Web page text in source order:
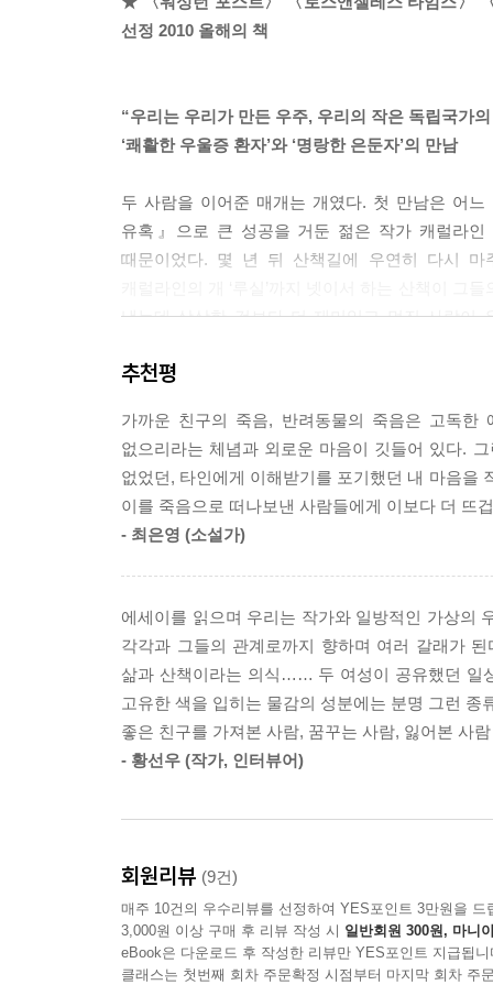
그 억양과 음역과 타이밍이 완벽한 유머까지. 이것
--- p.197~198
--- p.234
다는 사실은 달콤하고도 씁쓸한 의리였다. 이제
--- p.238
인생에서 굳게 품을 가치가 있는 이야기에는 모두
--- p.271
선정 2010 올해의 책
“우리는 우리가 만든 우주, 우리의 작은 독립국가
‘쾌활한 우울증 환자’와 ‘명랑한 은둔자’의 만남
두 사람을 이어준 매개는 개였다. 첫 만남은 어
유혹』으로 큰 성공을 거둔 젊은 작가 캐럴라
때문이었다. 몇 년 뒤 산책길에 우연히 다시 마
냈는데 상상한 것보다 더 재미있고 멋진 사람이
대화를 하며 걷고 또 걸었고, 물이 잔잔한 날이면
바닥에 털썩 주저앉아 얼기설기 낡은 울타리에
주머니를 뒤졌다. 상식이 있거나 개가 없는 사람
웃곤 했다. 그렇지만 내가 원하는 곳은 다른 어디
--- p.49
그 무렵 둘의 나이는 각각 사십대와 삼십대 중반
집안에서 나고 자란 ‘반항아’, 캐럴라인은 대학도
대화를 통해 알게 된 것은 각자 거쳐온 삶의 경
동시에 무너뜨렸던 술, 시련과 위로를 함께 주
질곡에서 빠져나와 혼자만의 고요한 삶에 단단
빈방”을 열어 지난날의 경험을 나누고 위로를 주
그렇게 자연 속에서 개와 함께 걷고 노를 저으며
이동한 거리가 길어질수록 우리가 디딘 내면의
우정에 대해 글을 쓴다는 것이 공기를 붙잡으려
함께 있었다. 장미에게 자리를 내주는 격자 울타리
--- p.132
추천평
가까운 친구의 죽음, 반려동물의 죽음은 고독
없으리라는 체념과 외로운 마음이 깃들어 있다.
없었던, 타인에게 이해받기를 포기했던 내 마음을
이를 죽음으로 떠나보낸 사람들에게 이보다 더 뜨
- 최은영 (소설가)
에세이를 읽으며 우리는 작가와 일방적인 가상의
각각과 그들의 관계로까지 향하며 여러 갈래가
삶과 산책이라는 의식…… 두 여성이 공유했던 일
고유한 색을 입히는 물감의 성분에는 분명 그런 종
좋은 친구를 가져본 사람, 꿈꾸는 사람, 잃어본 사
- 황선우 (작가, 인터뷰어)
회원리뷰 (9건)
매주 10건의 우수리뷰를 선정하여 YES포인트 3만원을 드
3,000원 이상 구매 후 리뷰 작성 시 일반회원 300원, 마니
eBook은 다운로드 후 작성한 리뷰만 YES포인트 지급됩니
클래스는 첫번째 회차 주문확정 시점부터 마지막 회차 주